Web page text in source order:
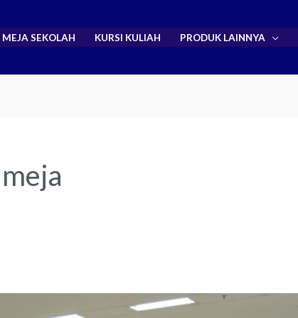
MEJA SEKOLAH KURSI KULIAH PRODUK LAINNYA